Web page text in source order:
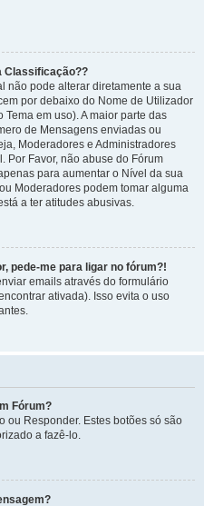
Classificação??
não pode alterar diretamente a sua
por debaixo do Nome de Utilizador
em uso). A maior parte das
de Mensagens enviadas ou
Moderadores e Administradores
Por Favor, não abuse do Fórum
para aumentar o Nível da sua
Moderadores podem tomar alguma
a ter atitudes abusivas.
pede-me para ligar no fórum?!
emails através do formulário
ativada). Isso evita o uso
Fórum?
ou Responder. Estes botões só são
a fazê-lo.